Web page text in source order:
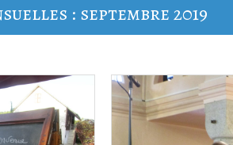
: septembre 2019